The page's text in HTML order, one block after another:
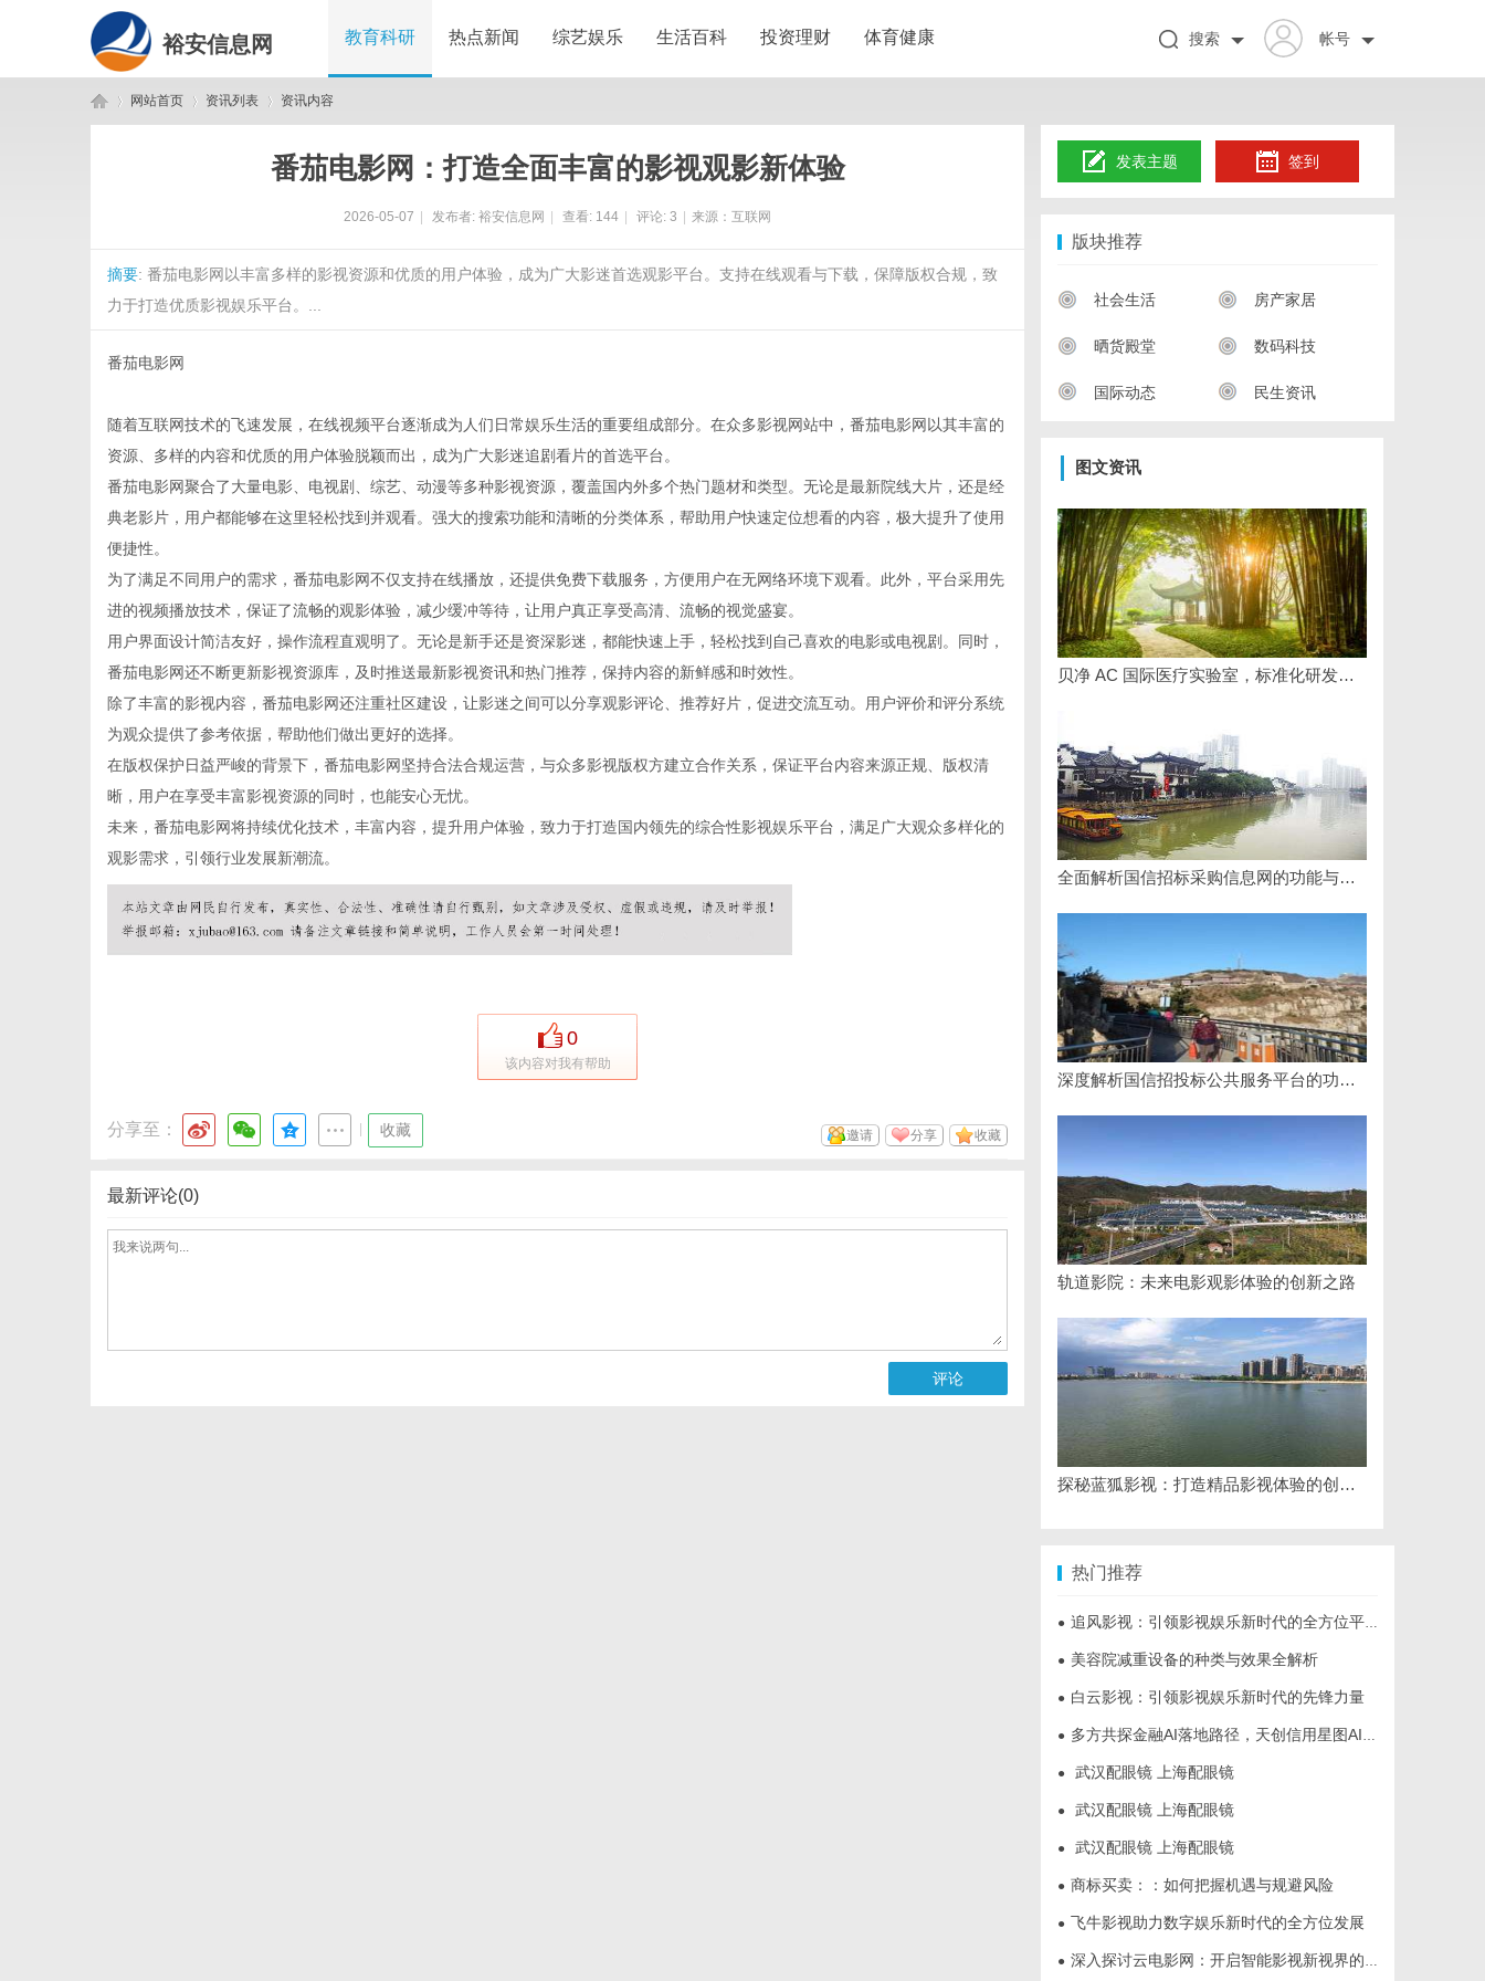
裕安信息网 教育科研 热点新闻 综艺娱乐 生活百科 投资理财 体育健康 帐号
搜索
网站首页 资讯列表 资讯内容
番茄电影网：打造全面丰富的影视观影新体验
2026-05-07 发布者: 裕安信息网 查看: 144 评论: 3 来源：互联网
摘要: 番茄电影网以丰富多样的影视资源和优质的用户体验，成为广大影迷首选观影平台。支持在线观看与下载，保障版权合规，致
力于打造优质影视娱乐平台。...
番茄电影网
随着互联网技术的飞速发展，在线视频平台逐渐成为人们日常娱乐生活的重要组成部分。在众多影视网站中，番茄电影网以其丰富的
资源、多样的内容和优质的用户体验脱颖而出，成为广大影迷追剧看片的首选平台。
番茄电影网聚合了大量电影、电视剧、综艺、动漫等多种影视资源，覆盖国内外多个热门题材和类型。无论是最新院线大片，还是经
典老影片，用户都能够在这里轻松找到并观看。强大的搜索功能和清晰的分类体系，帮助用户快速定位想看的内容，极大提升了使用
便捷性。
为了满足不同用户的需求，番茄电影网不仅支持在线播放，还提供免费下载服务，方便用户在无网络环境下观看。此外，平台采用先
进的视频播放技术，保证了流畅的观影体验，减少缓冲等待，让用户真正享受高清、流畅的视觉盛宴。
用户界面设计简洁友好，操作流程直观明了。无论是新手还是资深影迷，都能快速上手，轻松找到自己喜欢的电影或电视剧。同时，
番茄电影网还不断更新影视资源库，及时推送最新影视资讯和热门推荐，保持内容的新鲜感和时效性。
除了丰富的影视内容，番茄电影网还注重社区建设，让影迷之间可以分享观影评论、推荐好片，促进交流互动。用户评价和评分系统
为观众提供了参考依据，帮助他们做出更好的选择。
在版权保护日益严峻的背景下，番茄电影网坚持合法合规运营，与众多影视版权方建立合作关系，保证平台内容来源正规、版权清
晰，用户在享受丰富影视资源的同时，也能安心无忧。
未来，番茄电影网将持续优化技术，丰富内容，提升用户体验，致力于打造国内领先的综合性影视娱乐平台，满足广大观众多样化的
观影需求，引领行业发展新潮流。
0
该内容对我有帮助
分享至： 收藏 收藏
分享
邀请
最新评论(0)
评论
发表主题 签到
版块推荐
社会生活 房产家居
晒货殿堂 数码科技
国际动态 民生资讯
图文资讯
贝净 AC 国际医疗实验室，标准化研发体系全解析
全面解析国信招标采购信息网的功能与优势
深度解析国信招投标公共服务平台的功能与优势
轨道影院：未来电影观影体验的创新之路
探秘蓝狐影视：打造精品影视体验的创新平台
热门推荐
● 追风影视：引领影视娱乐新时代的全方位平台
● 美容院减重设备的种类与效果全解析
● 白云影视：引领影视娱乐新时代的先锋力量
● 多方共探金融AI落地路径，天创信用星图AI助力产业金融智能升级
● 武汉配眼镜 上海配眼镜
● 武汉配眼镜 上海配眼镜
● 武汉配眼镜 上海配眼镜
● 商标买卖：：如何把握机遇与规避风险
● 飞牛影视助力数字娱乐新时代的全方位发展
● 深入探讨云电影网：开启智能影视新视界的全面解析